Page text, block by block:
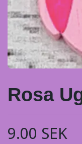
Rosa
9.00 SEK